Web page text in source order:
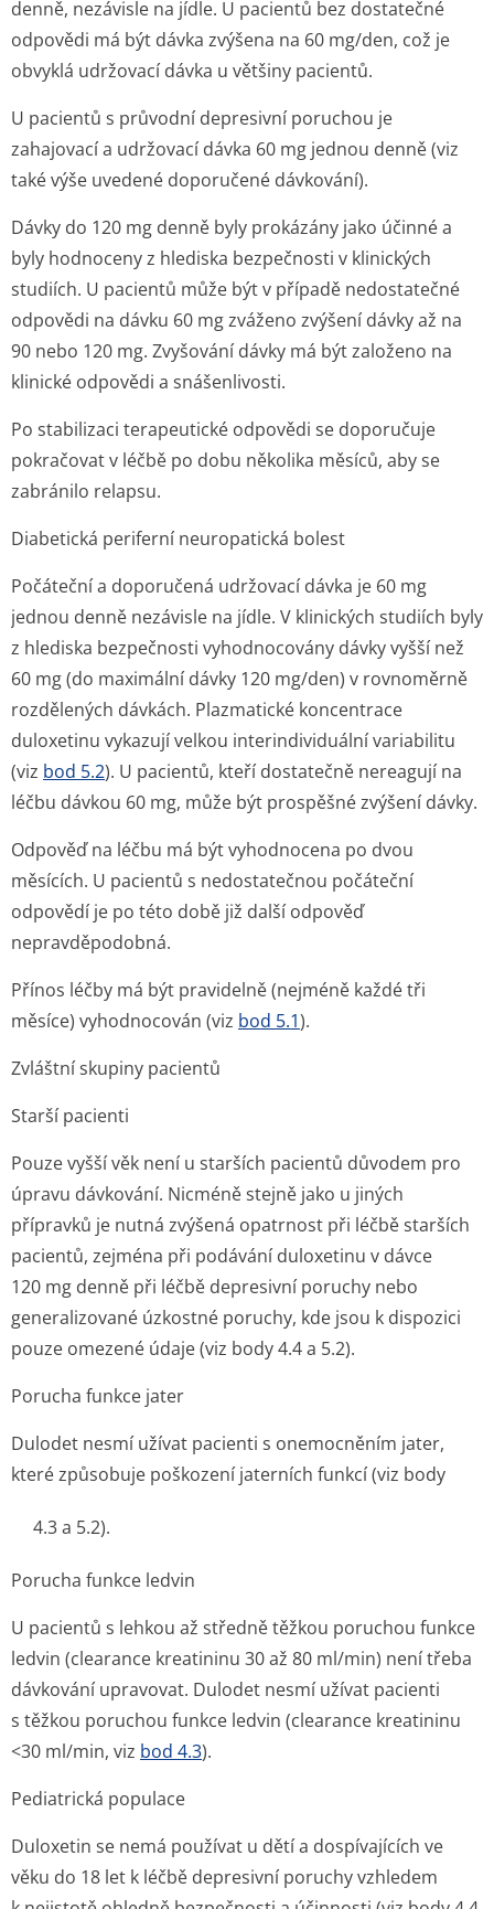
denně, nezávisle na jídle. U pacientů bez dostatečné
odpovědi má být dávka zvýšena na 60 mg/den, což je
obvyklá udržovací dávka u většiny pacientů.
U pacientů s průvodní depresivní poruchou je
zahajovací a udržovací dávka 60 mg jednou denně (viz
také výše uvedené doporučené dávkování).
Dávky do 120 mg denně byly prokázány jako účinné a
byly hodnoceny z hlediska bezpečnosti v klinických
studiích. U pacientů může být v případě nedostatečné
odpovědi na dávku 60 mg zváženo zvýšení dávky až na
90 nebo 120 mg. Zvyšování dávky má být založeno na
klinické odpovědi a snášenlivosti.
Po stabilizaci terapeutické odpovědi se doporučuje
pokračovat v léčbě po dobu několika měsíců, aby se
zabránilo relapsu.
Diabetická periferní neuropatická bolest
Počáteční a doporučená udržovací dávka je 60 mg
jednou denně nezávisle na jídle. V klinických studiích byly
z hlediska bezpečnosti vyhodnocovány dávky vyšší než
60 mg (do maximální dávky 120 mg/den) v rovnoměrně
rozdělených dávkách. Plazmatické koncentrace
duloxetinu vykazují velkou interindividuální variabilitu
(viz bod 5.2). U pacientů, kteří dostatečně nereagují na
léčbu dávkou 60 mg, může být prospěšné zvýšení dávky.
Odpověď na léčbu má být vyhodnocena po dvou
měsících. U pacientů s nedostatečnou počáteční
odpovědí je po této době již další odpověď
nepravděpodobná.
Přínos léčby má být pravidelně (nejméně každé tři
měsíce) vyhodnocován (viz bod 5.1).
Zvláštní skupiny pacientů
Starší pacienti
Pouze vyšší věk není u starších pacientů důvodem pro
úpravu dávkování. Nicméně stejně jako u jiných
přípravků je nutná zvýšená opatrnost při léčbě starších
pacientů, zejména při podávání duloxetinu v dávce
120 mg denně při léčbě depresivní poruchy nebo
generalizované úzkostné poruchy, kde jsou k dispozici
pouze omezené údaje (viz body 4.4 a 5.2).
Porucha funkce jater
Dulodet nesmí užívat pacienti s onemocněním jater,
které způsobuje poškození jaterních funkcí (viz body
4.3 a 5.2).
Porucha funkce ledvin
U pacientů s lehkou až středně těžkou poruchou funkce
ledvin (clearance kreatininu 30 až 80 ml/min) není třeba
dávkování upravovat. Dulodet nesmí užívat pacienti
s těžkou poruchou funkce ledvin (clearance kreatininu
<30 ml/min, viz bod 4.3).
Pediatrická populace
Duloxetin se nemá používat u dětí a dospívajících ve
věku do 18 let k léčbě depresivní poruchy vzhledem